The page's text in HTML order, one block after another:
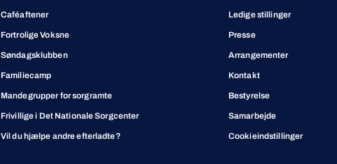
Caféaftener
Fortrolige Voksne
Søndagsklubben
Familiecamp
Mandegrupper for sorgramte
Frivillige i Det Nationale Sorgcenter
Vil du hjælpe andre efterladte?
Ledige stillinger
Presse
Arrangementer
Kontakt
Bestyrelse
Samarbejde
Cookieindstillinger